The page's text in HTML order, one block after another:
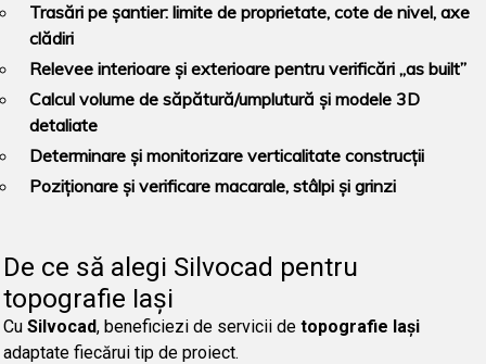
Trasări pe șantier: limite de proprietate, cote de nivel, axe
clădiri
Relevee interioare și exterioare pentru verificări „as built”
Calcul volume de săpătură/umplutură și modele 3D
detaliate
Determinare și monitorizare verticalitate construcții
Poziționare și verificare macarale, stâlpi și grinzi
De ce să alegi Silvocad pentru
topografie Iași
Cu Silvocad, beneficiezi de servicii de topografie Iași
adaptate fiecărui tip de proiect.